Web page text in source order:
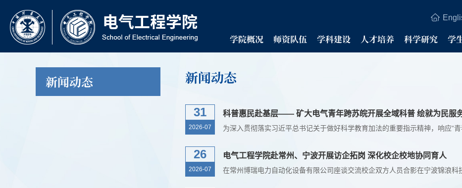
学院概况 师资队伍 学科建设 人才培养 科学研究 学
新闻动态 新闻动态
31
2026-07
科普惠民赴基层—— 矿大电气青年跨苏皖开展全域科普 绘就为民服
26
2026-07
电气工程学院赴常州、宁波开展访企拓岗 深化校企校地协同育人